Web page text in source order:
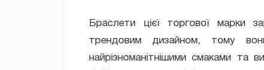
Браслети цієї торгової марки
трендовим дизайном, тому
найрізноманітнішими смаками та